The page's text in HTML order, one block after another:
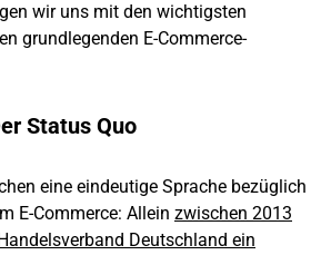
wir uns mit den wichtigsten
grundlegenden E-Commerce-
Status Quo
eine eindeutige Sprache bezüglich
E-Commerce: Allein zwischen 2013
Deutschland ein